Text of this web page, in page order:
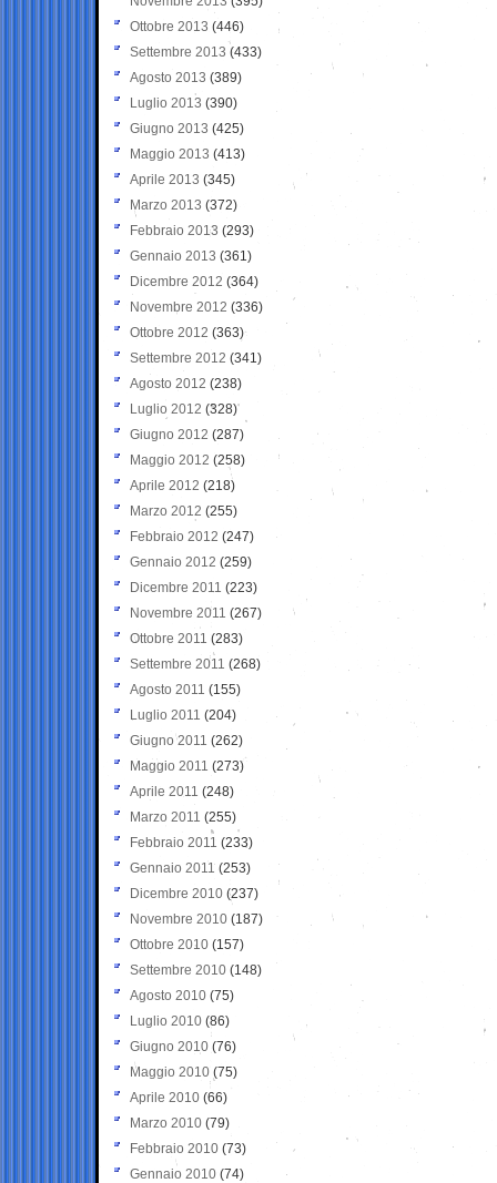
Ottobre 2013 (446)
Settembre 2013 (433)
Agosto 2013 (389)
Luglio 2013 (390)
Giugno 2013 (425)
Maggio 2013 (413)
Aprile 2013 (345)
Marzo 2013 (372)
Febbraio 2013 (293)
Gennaio 2013 (361)
Dicembre 2012 (364)
Novembre 2012 (336)
Ottobre 2012 (363)
Settembre 2012 (341)
Agosto 2012 (238)
Luglio 2012 (328)
Giugno 2012 (287)
Maggio 2012 (258)
Aprile 2012 (218)
Marzo 2012 (255)
Febbraio 2012 (247)
Gennaio 2012 (259)
Dicembre 2011 (223)
Novembre 2011 (267)
Ottobre 2011 (283)
Settembre 2011 (268)
Agosto 2011 (155)
Luglio 2011 (204)
Giugno 2011 (262)
Maggio 2011 (273)
Aprile 2011 (248)
Marzo 2011 (255)
Febbraio 2011 (233)
Gennaio 2011 (253)
Dicembre 2010 (237)
Novembre 2010 (187)
Ottobre 2010 (157)
Settembre 2010 (148)
Agosto 2010 (75)
Luglio 2010 (86)
Giugno 2010 (76)
Maggio 2010 (75)
Aprile 2010 (66)
Marzo 2010 (79)
Febbraio 2010 (73)
Gennaio 2010 (74)